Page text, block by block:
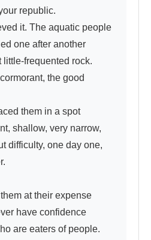
republic.
The aquatic people
after another
frequented rock.
the good
them in a spot
very narrow,
difficulty, one day one,
at their expense
have confidence
eaters of people.